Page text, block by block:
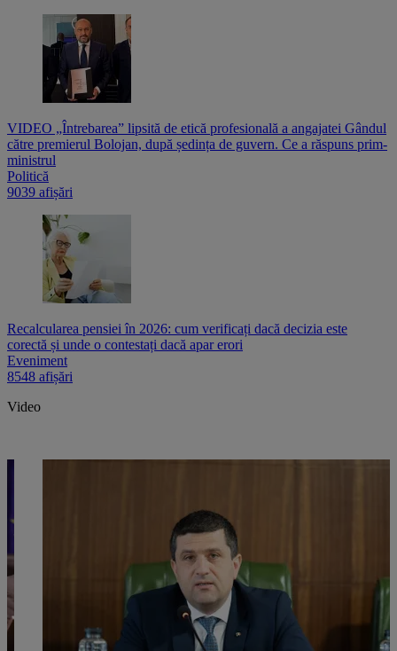
VIDEO „Întrebarea” lipsită de etică profesională a angajatei Gândul
către premierul Bolojan, după ședința de guvern. Ce a răspuns prim-
ministrul
Politică
9039 afișări
Recalcularea pensiei în 2026: cum verificați dacă decizia este
corectă și unde o contestați dacă apar erori
Eveniment
8548 afișări
Video